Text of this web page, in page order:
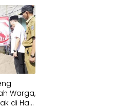
Warga,
di Hari